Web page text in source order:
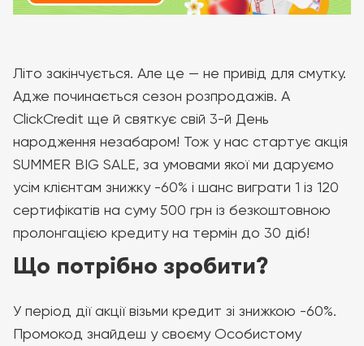
Літо закінчується. Але це — не привід для смутку.
Адже починається сезон розпродажів. А
ClickCredit ще й святкує свій 3-й День
народження незабаром! Тож у нас стартує акція
SUMMER BIG SALE, за умовами якої ми даруємо
усім клієнтам знижку -60% і шанс виграти 1 із 120
сертифікатів на суму 500 грн із безкоштовною
пролонгацією кредиту на термін до 30 діб!
Що потрібно зробити?
У період дії акції візьми кредит зі знижкою -60%.
Промокод знайдеш у своєму Особистому